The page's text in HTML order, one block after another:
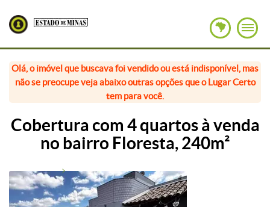
Olá, o imóvel que buscava foi vendido ou está indisponível, mas
não se preocupe veja abaixo outras opções que o Lugar Certo
tem para você.
Cobertura com 4 quartos à venda
no bairro Floresta, 240m²